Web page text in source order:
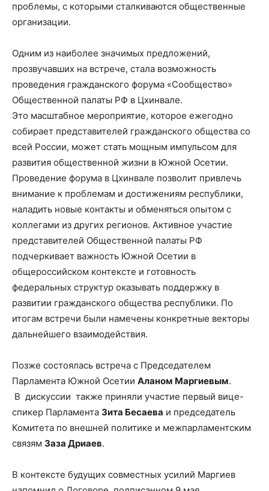
проблемы, с которыми сталкиваются общественные
организации.
Одним из наиболее значимых предложений,
прозвучавших на встрече, стала возможность
проведения гражданского форума «Сообщество»
Общественной палаты РФ в Цхинвале.
Это масштабное мероприятие, которое ежегодно
собирает представителей гражданского общества со
всей России, может стать мощным импульсом для
развития общественной жизни в Южной Осетии.
Проведение форума в Цхинвале позволит привлечь
внимание к проблемам и достижениям республики,
наладить новые контакты и обменяться опытом с
коллегами из других регионов. Активное участие
представителей Общественной палаты РФ
подчеркивает важность Южной Осетии в
общероссийском контексте и готовность
федеральных структур оказывать поддержку в
развитии гражданского общества республики. По
итогам встречи были намечены конкретные векторы
дальнейшего взаимодействия.
Позже состоялась встреча с Председателем
Парламента Южной Осетии Аланом Маргиевым.
В дискуссии также приняли участие первый вице-
спикер Парламента Зита Бесаева и председатель
Комитета по внешней политике и межпарламентским
связям Заза Дриаев.
В контексте будущих совместных усилий Маргиев